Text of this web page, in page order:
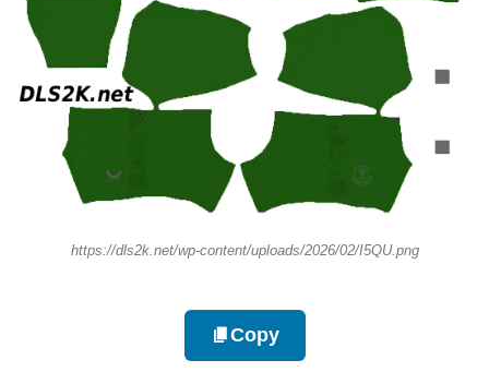
https://dls2k.net/wp-content/uploads/2026/02/I5QU.png
Copy